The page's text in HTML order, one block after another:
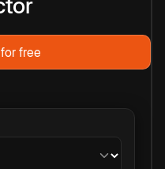
free